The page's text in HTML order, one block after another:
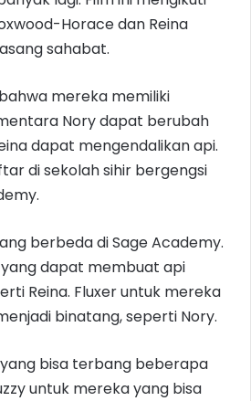
Horace dan Reina
sahabat.
mereka memiliki
Nory dapat berubah
dapat mengendalikan api.
di sekolah sihir bergengsi
berbeda di Sage Academy.
dapat membuat api
Reina. Fluxer untuk mereka
binatang, seperti Nory.
bisa terbang beberapa
untuk mereka yang bisa